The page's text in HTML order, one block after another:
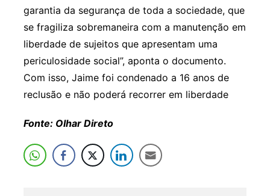
garantia da segurança de toda a sociedade, que
se fragiliza sobremaneira com a manutenção em
liberdade de sujeitos que apresentam uma
periculosidade social”, aponta o documento.
Com isso, Jaime foi condenado a 16 anos de
reclusão e não poderá recorrer em liberdade
Fonte: Olhar Direto